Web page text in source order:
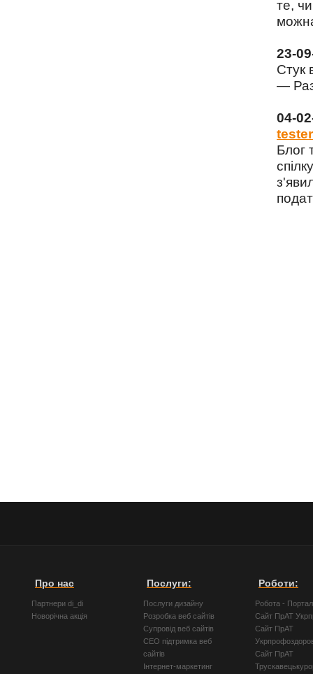
те,
23-
Стук
—
04-
tester
Блог
Про нас
Партнери di_di
Новорічна акція
Послуги:
Послуги дизайну
Розробка веб сайтів
Супровід веб сайтів
СЕО підтримка веб
сайтів
Інтернет-маркетинг
Роботи:
Робота -
Сайт ПрАТ
Сайт ПрАТ
Сайт ПрАТ